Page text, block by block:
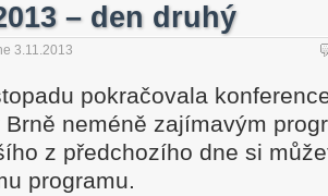
– den druhý
3.11.2013
pokračovala
Brně neméně zajímavým
z předchozího dne si
programu.